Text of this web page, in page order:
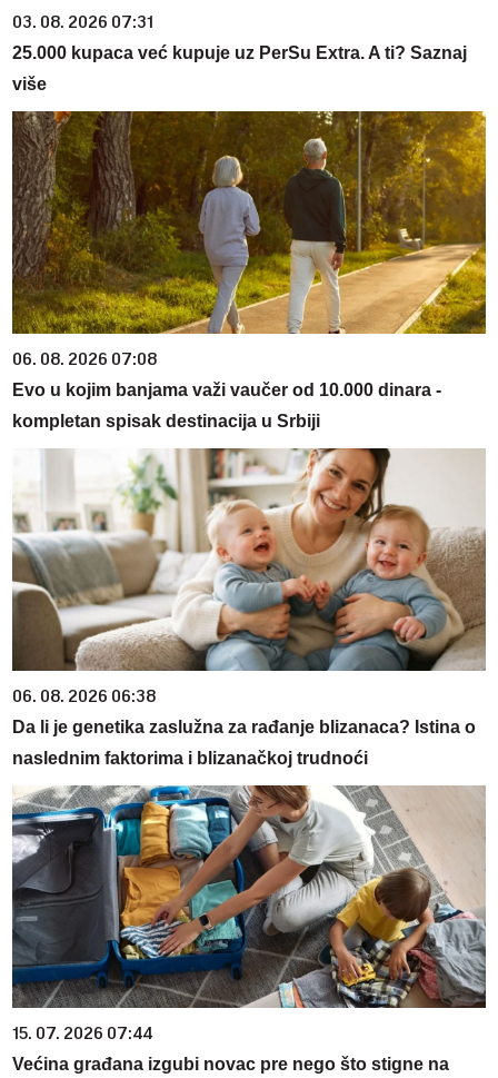
03. 08. 2026 07:31
25.000 kupaca već kupuje uz PerSu Extra. A ti? Saznaj
više
06. 08. 2026 07:08
Evo u kojim banjama važi vaučer od 10.000 dinara -
kompletan spisak destinacija u Srbiji
06. 08. 2026 06:38
Da li je genetika zaslužna za rađanje blizanaca? Istina o
naslednim faktorima i blizanačkoj trudnoći
15. 07. 2026 07:44
Većina građana izgubi novac pre nego što stigne na